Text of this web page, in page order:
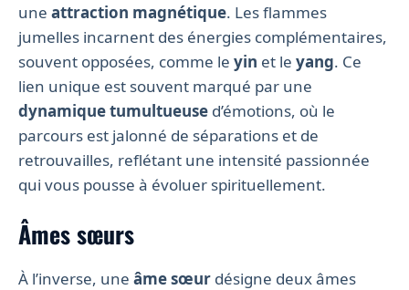
une attraction magnétique. Les flammes
jumelles incarnent des énergies complémentaires,
souvent opposées, comme le yin et le yang. Ce
lien unique est souvent marqué par une
dynamique tumultueuse d’émotions, où le
parcours est jalonné de séparations et de
retrouvailles, reflétant une intensité passionnée
qui vous pousse à évoluer spirituellement.
Âmes sœurs
À l’inverse, une âme sœur désigne deux âmes